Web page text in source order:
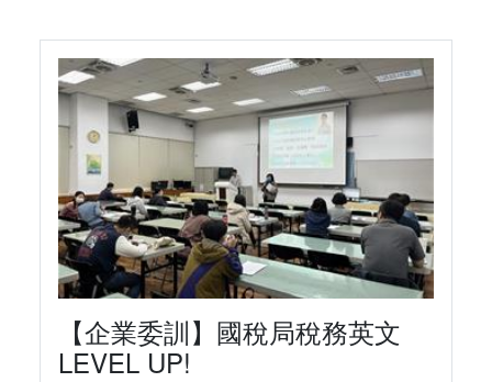
【企業委訓】國稅局稅務英文
LEVEL UP!